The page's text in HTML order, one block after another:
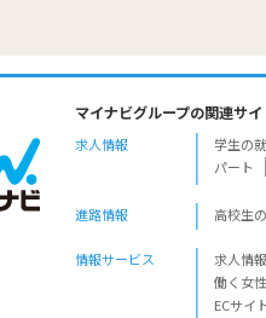
マイナビグループの関連サイ
求人情報 学生の
パート
進路情報 高校生
情報サービス 求人情
働く女
ECサイ